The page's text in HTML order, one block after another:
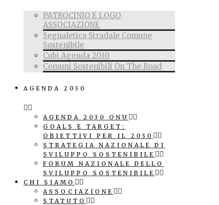
PATROCINIO E LOGO
ASSOCIAZIONE
Segnaletica Stradale Comune
Sostenibile
Cubi Agenda 2030
Comuni Sostenibili On The Road
AGENDA 2030
AGENDA 2030 ONU
GOALS E TARGET:
OBIETTIVI PER IL 2030
STRATEGIA NAZIONALE DI
SVILUPPO SOSTENIBILE
FORUM NAZIONALE DELLO
SVILUPPO SOSTENIBILE
CHI SIAMO
ASSOCIAZIONE
STATUTO